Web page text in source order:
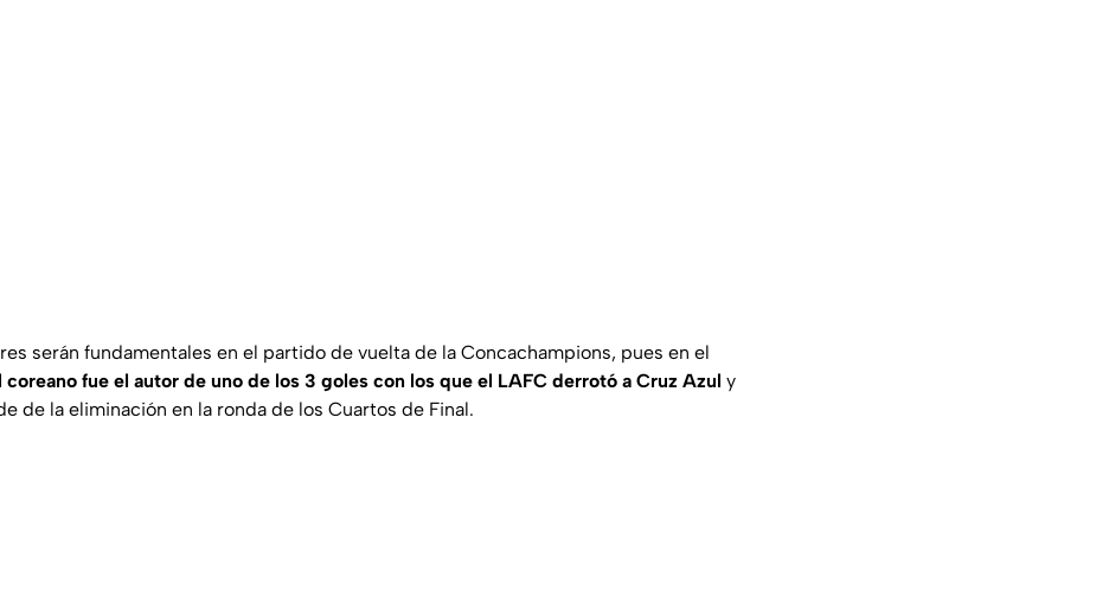
serán fundamentales en el partido de vuelta de la Concachampions, pues en el
coreano fue el autor de uno de los 3 goles con los que el LAFC derrotó a Cruz Azul y
de la eliminación en la ronda de los Cuartos de Final.